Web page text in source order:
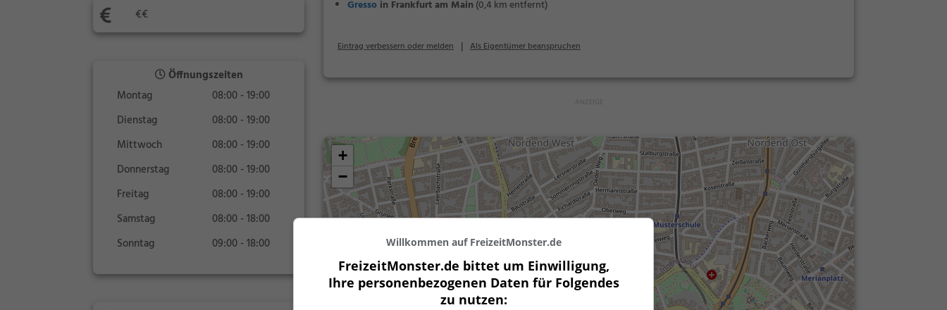
€€
Öffnungszeiten
Montag
08:00 - 19:00
Dienstag
08:00 - 19:00
Mittwoch
08:00 - 19:00
Donnerstag
08:00 - 19:00
Freitag
08:00 - 19:00
Samstag
08:00 - 18:00
Sonntag
09:00 - 18:00
Gresso in Frankfurt am Main (0,4 km entfernt)
Eintrag verbessern oder melden | Als Eigentümer beanspruchen
+
−
Willkommen auf FreizeitMonster.de
FreizeitMonster.de bittet um Einwilligung,
Ihre personenbezogenen Daten für Folgendes
zu nutzen: